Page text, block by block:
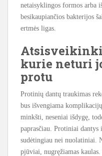
netaisyklingos formos arba
besikaupiančios bakterijos
ertmės ligas.
kurie neturi
protu
Protinių dantų traukimas
bus išvengiama
minkšti, neseniai išdygę,
paprasčiau. Protiniai dantys
sudėtingiau nei nuolatiniai.
pjūviai, nugręžiamas